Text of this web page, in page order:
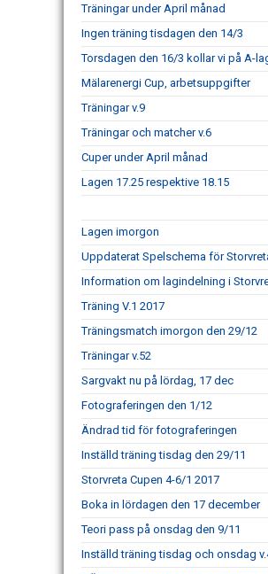
Träningar under April månad
Ingen träning tisdagen den 14/3
Torsdagen den 16/3 kollar vi på A-
Mälarenergi Cup, arbetsuppgifter
Träningar v.9
Träningar och matcher v.6
Cuper under April månad
Lagen 17.25 respektive 18.15
Lagen imorgon
Uppdaterat Spelschema för
Information om lagindelning i
Träning V.1 2017
Träningsmatch imorgon den 29/12
Träningar v.52
Sargvakt nu på lördag, 17 dec
Fotograferingen den 1/12
Ändrad tid för fotograferingen
Inställd träning tisdag den 29/11
Storvreta Cupen 4-6/1 2017
Boka in lördagen den 17 december
Teori pass på onsdag den 9/11
Inställd träning tisdag och onsdag